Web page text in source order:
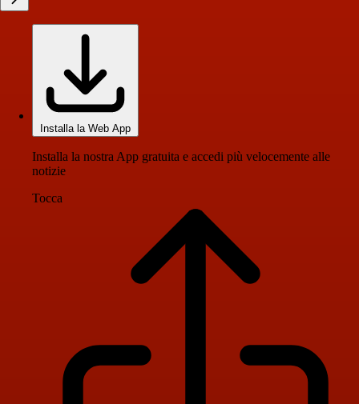
Installa la Web App
Installa la nostra App gratuita e accedi più velocemente alle
notizie
Tocca